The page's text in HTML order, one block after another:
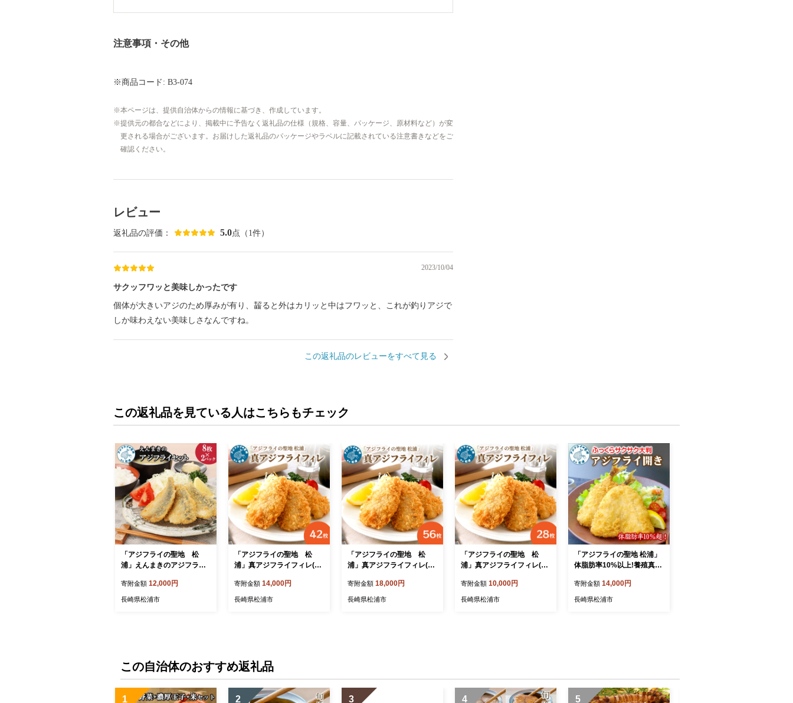
注意事項・その他
※商品コード: B3-074
本ページは、提供自治体からの情報に基づき、作成しています。
提供元の都合などにより、掲載中に予告なく返礼品の仕様（規格、容量、パッケージ、原材料など）が変
更される場合がございます。お届けした返礼品のパッケージやラベルに記載されている注意書きなどをご
確認ください。
レビュー
返礼品の評価： 5.0点（1件）
2023/10/04
サクッフワッと美味しかったです
個体が大きいアジのため厚みが有り、齧ると外はカリッと中はフワッと、これが釣りアジで
しか味わえない美味しさなんですね。
この返礼品のレビューをすべて見る
この返礼品を見ている人はこちらもチェック
「アジフライの聖地 松
浦」えんまきのアジフライ
寄附金額 12,000円
長崎県松浦市
「アジフライの聖地 松
浦」真アジフライフィレ(14
寄附金額 14,000円
長崎県松浦市
「アジフライの聖地 松
浦」真アジフライフィレ(14
アジフライ おつまみ 鯵 あ
じ お惣菜 時短料理 )【B8-0
寄附金額 18,000円
長崎県松浦市
「アジフライの聖地 松
浦」真アジフライフィレ(14
寄附金額 10,000円
長崎県松浦市
「アジフライの聖地 松浦」
体脂肪率10%以上!養殖真あ
アジフライ開き( あじ アジ
鯵 聖地 アジフライ フライ
寄附金額 14,000円
長崎県松浦市
この自治体のおすすめ返礼品
1 2 3 4 5